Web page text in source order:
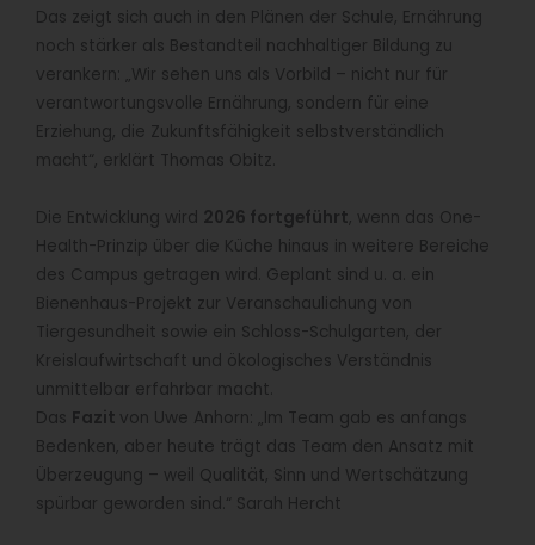
Das zeigt sich auch in den Plänen der Schule, Ernährung
noch stärker als Bestandteil nachhaltiger Bildung zu
verankern: „Wir sehen uns als Vorbild – nicht nur für
verantwortungsvolle Ernährung, sondern für eine
Erziehung, die Zukunftsfähigkeit selbstverständlich
macht“, erklärt Thomas Obitz.
Die Entwicklung wird 2026 fortgeführt, wenn das One-
Health-Prinzip über die Küche hinaus in weitere Bereiche
des Campus getragen wird. Geplant sind u. a. ein
Bienenhaus-Projekt zur Veranschaulichung von
Tiergesundheit sowie ein Schloss-Schulgarten, der
Kreislaufwirtschaft und ökologisches Verständnis
unmittelbar erfahrbar macht.
Das Fazit von Uwe Anhorn: „Im Team gab es anfangs
Bedenken, aber heute trägt das Team den Ansatz mit
Überzeugung – weil Qualität, Sinn und Wertschätzung
spürbar geworden sind.“ Sarah Hercht